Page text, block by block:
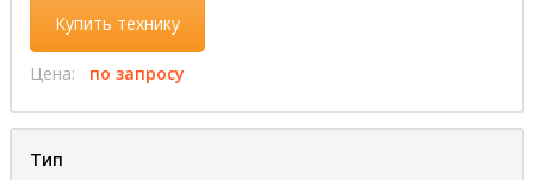
Купить технику
Цена: по запросу
Тип